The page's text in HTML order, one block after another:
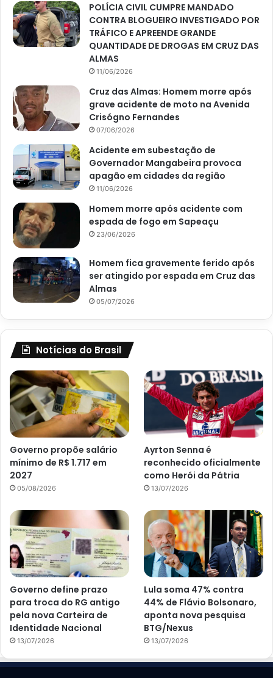
POLÍCIA CIVIL CUMPRE MANDADO
CONTRA BLOGUEIRO INVESTIGADO POR
TRÁFICO E APREENDE GRANDE
QUANTIDADE DE DROGAS EM CRUZ DAS
ALMAS
11/06/2026
Cruz das Almas: Homem morre após
grave acidente de moto na Avenida
Crisógno Fernandes
07/06/2026
Acidente em subestação de
Governador Mangabeira provoca
apagão em cidades da região
11/06/2026
Homem morre após acidente com
espada de fogo em Sapeaçu
23/06/2026
Homem fica gravemente ferido após
ser atingido por espada em Cruz das
Almas
05/07/2026
Notícias do Brasil
Governo propõe salário
mínimo de R$ 1.717 em
2027
05/08/2026
Ayrton Senna é
reconhecido oficialmente
como Herói da Pátria
13/07/2026
Governo define prazo
para troca do RG antigo
pela nova Carteira de
Identidade Nacional
13/07/2026
Lula soma 47% contra
44% de Flávio Bolsonaro,
aponta nova pesquisa
BTG/Nexus
13/07/2026